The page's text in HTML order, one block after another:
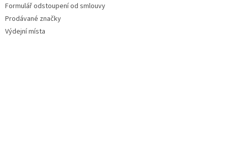
Formulář odstoupení od smlouvy
Prodávané značky
Výdejní místa